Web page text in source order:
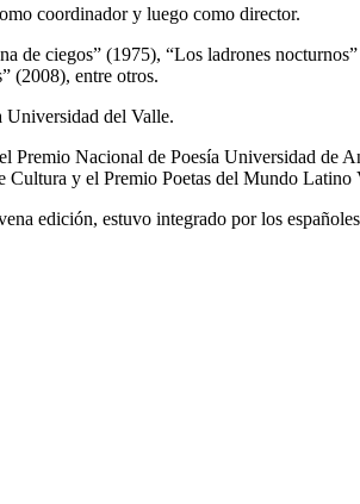
coordinador y luego como director.
de ciegos” (1975), “Los ladrones
(2008), entre otros.
Universidad del Valle.
Premio Nacional de Poesía Universidad
y el Premio Poetas del Mundo
edición, estuvo integrado por los